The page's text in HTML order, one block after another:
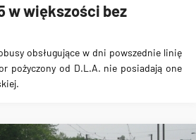
w większości bez
obsługujące w dni powszednie linię
pożyczony od D.L.A. nie posiadają one